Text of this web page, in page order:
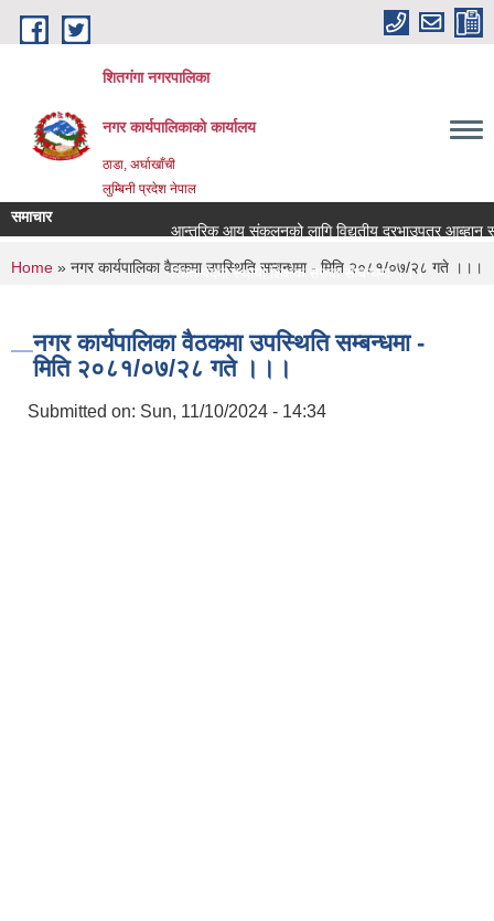
Skip to main content
शितगंगा नगरपालिका
नगर कार्यपालिकाकाे कार्यालय
ठाडा, अर्घाखाँची
लुम्बिनी प्रदेश नेपाल
समाचार
आन्तरिक आय संकलनको लागि विद्युतीय दरभाउपत्र आब्हान
रिक्त पदमा स्थायी शिक्षक सरुवा सम्बन्धमा ।।।
You are here
Home » नगर कार्यपालिका वैठकमा उपस्थिति सम्बन्धमा - मिति २०८१/०७/२८ गते ।।।
नगर कार्यपालिका वैठकमा उपस्थिति सम्बन्धमा -
मिति २०८१/०७/२८ गते ।।।
Submitted on: Sun, 11/10/2024 - 14:34